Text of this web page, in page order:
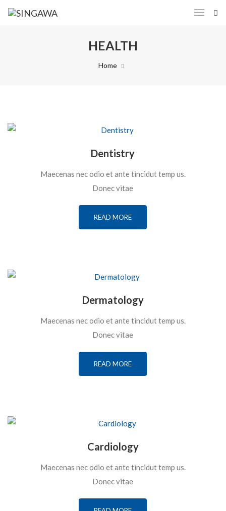
HEALTH
Home
Dentistry
Maecenas nec odio et ante tincidut temp us.
Donec vitae
READ MORE
Dermatology
Maecenas nec odio et ante tincidut temp us.
Donec vitae
READ MORE
Cardiology
Maecenas nec odio et ante tincidut temp us.
Donec vitae